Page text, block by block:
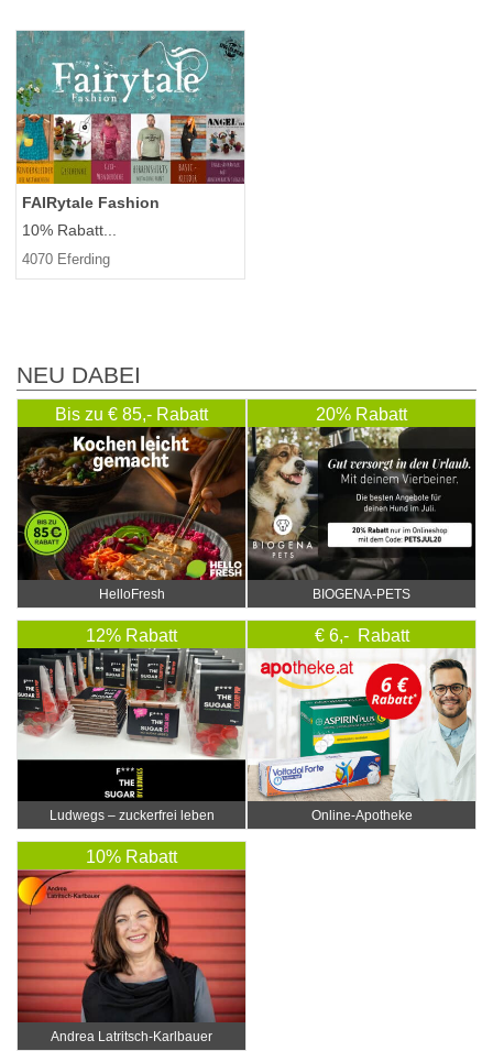
FAIRytale Fashion
10% Rabatt...
4070 Eferding
NEU DABEI
Bis zu € 85,- Rabatt
HelloFresh
20% Rabatt
BIOGENA-PETS
12% Rabatt
Ludwegs – zuckerfrei leben
€ 6,- Rabatt
Online‑Apotheke
10% Rabatt
Andrea Latritsch-Karlbauer